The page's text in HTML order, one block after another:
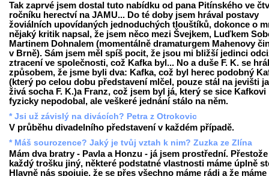
Tak zaprvé jsem dostal tuto nabídku od pana Pitínského ve
ročníku herectví na JAMU... Do té doby jsem hrával postavy
žoviálních upovídaných jednoduchých tlouštíků, dokonce o
nějaký kritik napsal, že jsem něco mezi Švejkem, Luďkem
Martinem Dohnalem (momentálně dramaturgem Mahenovy
v Brně). Sám jsem měl spíš pocit, že jsou mi bližší jedinci
ztracení ve společnosti, což Kafka byl... No a duše F. K. se
způsobem, že jsme byli dva: Kafka, což byl herec podobný
(který po celou dobu představení mlčel, pouze stál na jevišti
živá socha F. K.)a Franz, což jsem byl já, který se sice Kafkovi
fyzicky nepodobal, ale veškeré jednání stálo na něm.
* Jsi už závislý na divácích? Petra z Otrokovic
V průběhu divadelního představení v každém případě.
* Máš sourozence? Jaký je tvůj vztah k nim? Zuzka ze Zlína
Mám dva bratry - Pavla a Honzu - já jsem prostřední.
každý trošku jiný, některé podstatné vlastnosti máme úplně
Hlavně nás spojuje, že se přes všechno máme rádi a že